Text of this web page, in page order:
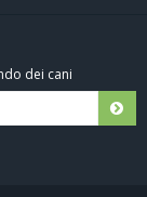
dei cani